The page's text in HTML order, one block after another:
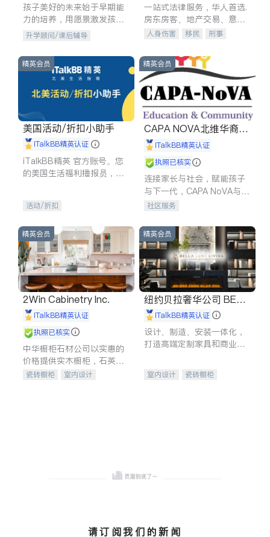
孩子美好的未来始于早期能
力的培养，用愿景激发孩子
的学习潜力和动力。理念：
拥有成长型心态是成功的基
石。
升学顾问/课后辅导
一站式法律服务，华人首选.
房东房客、地产交易、意外
伤害、车祸重伤、商业诉
建筑合同、刑事案件全包办
人身伤害 移民
刑事
信托/遗嘱
商业
索赔
律师-其它 保释
精英会员
美国活动/折扣小助手
iTalkBB精英认证
iTalkBB精英 官方账号。您
的美国生活福利播报员，精
专属福利。
活动/折扣
精英会员
CAPA NOVA北维华裔家
长会iTalkBB精英认证
执照已核实
连接家长与社会，赋能孩子
与下一代，CAPA NoVA与您
携手建设包容、公平、充满
社区服务
精英会员
2Win Cabinetry Inc.
iTalkBB精英认证
执照已核实
中华橱柜石材公司以实惠的
价格提供实木橱柜，石英石
台面，多种优质不锈钢水
瓷砖橱柜
室内设计
精英会员
纽约贝拉奢华公司 BELL
A LUXE
iTalkBB精英认证
设计、制造、安装一体化，
打造高端定制家具和商业空
室内设计
瓷砖橱柜
请订阅我们的新闻